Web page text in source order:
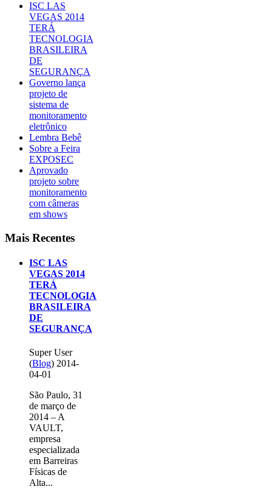
ISC LAS
VEGAS 2014
TERÁ
TECNOLOGIA
BRASILEIRA
DE
SEGURANÇA
Governo lança
projeto de
sistema de
monitoramento
eletrônico
Lembra Bebê
Sobre a Feira
EXPOSEC
Aprovado
projeto sobre
monitoramento
com câmeras
em shows
Mais Recentes
ISC LAS
VEGAS 2014
TERÁ
TECNOLOGIA
BRASILEIRA
DE
SEGURANÇA
Super User
(Blog) 2014-
04-01
São Paulo, 31
de março de
2014 – A
VAULT,
empresa
especializada
em Barreiras
Físicas de
Alta...